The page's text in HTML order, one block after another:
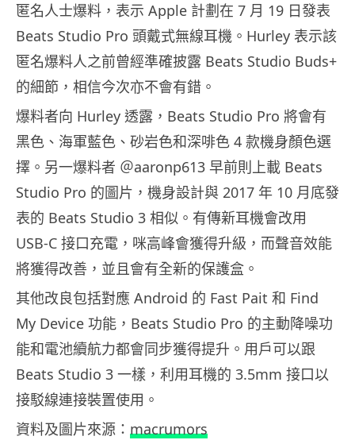
匿名人士爆料，表示 Apple 計劃在 7 月 19 日發表
Beats Studio Pro 頭戴式無線耳機。Hurley 表示該
匿名爆料人之前曾經準確披露 Beats Studio Buds+
的細節，相信今次亦不會有錯。
爆料者向 Hurley 透露，Beats Studio Pro 將會有
黑色、海軍藍色、砂岩色和深啡色 4 款機身顏色選
擇。另一爆料者 ＠aaronp613 早前則上載 Beats
Studio Pro 的圖片，機身設計與 2017 年 10 月底發
表的 Beats Studio 3 相似。有傳新耳機會改用
USB-C 接口充電，咪高峰會獲得升級，而聲音效能
將獲得改善，並且會有全新的保護盒。
其他改良包括對應 Android 的 Fast Pait 和 Find
My Device 功能，Beats Studio Pro 的主動降噪功
能和電池續航力都會同步獲得提升。用戶可以跟
Beats Studio 3 一樣，利用耳機的 3.5mm 接口以
接駁線連接裝置使用。
資料及圖片來源： macrumors